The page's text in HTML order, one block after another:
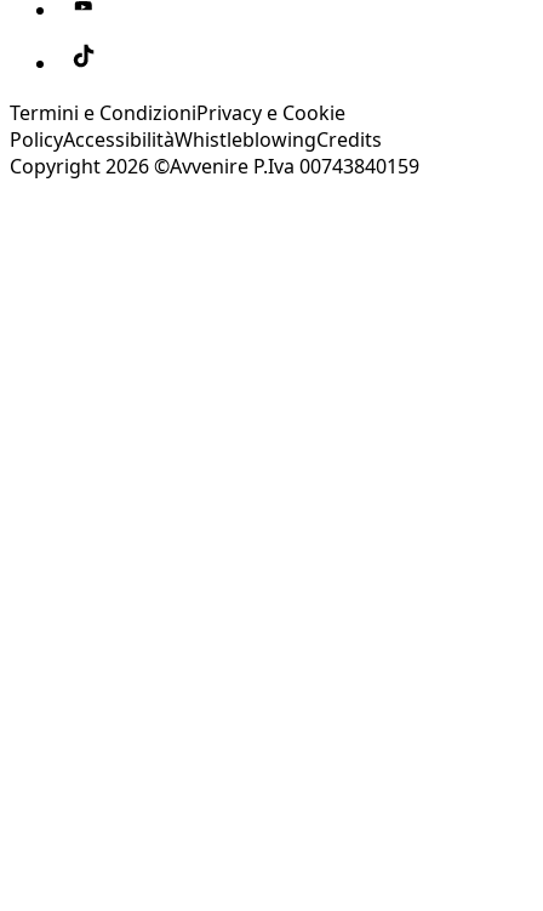
Termini e CondizioniPrivacy e Cookie
PolicyAccessibilitàWhistleblowingCredits
Copyright 2026 ©Avvenire P.Iva 00743840159